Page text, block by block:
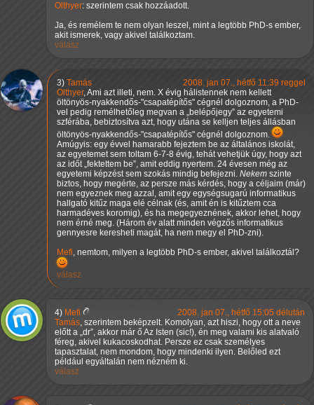
Olthyer: szerintem csak hozzáadott.
Ja, és remélem te nem olyan leszel, mint a legtöbb PhD-s ember,
akit ismerek, vagy akivel találkoztam.
válasz
3) Tamás
2008. jan 07., hétfő 11:39 reggel
Olthyer, Ami azt illeti, nem. X évig hálistennek nem kellett
öltönyös-nyakkendős-"csapatépítős" cégnél dolgoznom, a PhD-
vel pedig remélhetőleg megvan a belépőjegy az egyetemi
szférába, bebiztosítva azt, hogy utána se kelljen teljes állásban
öltönyös-nyakkendős-"csapatépítős" cégnél dolgoznom.
Amúgyis: egy évvel hamarabb fejeztem be az általános iskolát,
az egyetemet sem toltam 6-7-8 évig, tehát vehetjük úgy, hogy azt
az időt fektettem be , amit eddig nyertem. 24 évesen még az
egyetemi képzést sem szokás mindig befejezni. Nekem szinte
biztos, hogy megérte, az persze más kérdés, hogy a céljaim (már)
nem egyeznek meg azzal, amit egy egységsugarú informatikus
hallgató kitűz maga elé célnak (és, amit én is kitűztem cca
harmadéves koromig), és ha megegyeznének, akkor lehet, hogy
nem érné meg. (Három év alatt minden végzős informatikus
gennyesre keresheti magát, ha nem megy el PhD-zni).
Mefi, nemtom, milyen a legtöbb PhD-s ember, akivel találkoztál?
válasz
4) Mefi
2008. jan 07., hétfő 15:05 délután
Tamás, szerintem beképzelt. Komolyan, azt hiszi, hogy ott a neve
előtt a dr , akkor már ő Az Isten (sic!), én meg valami kis alatvaló
féreg, akivel kukacoskodhat. Persze ez csak személyes
tapasztalat, nem mondom, hogy mindenki ilyen. Belőled ezt
például egyáltalán nem nézném ki.
válasz